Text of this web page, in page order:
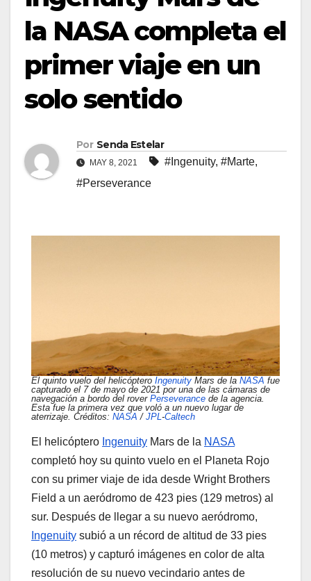
la NASA completa el
primer viaje en un
solo sentido
Por Senda Estelar
MAY 8, 2021 #Ingenuity, #Marte,
#Perseverance
El quinto vuelo del helicóptero Ingenuity Mars de la NASA fue
capturado el 7 de mayo de 2021 por una de las cámaras de
navegación a bordo del rover Perseverance de la agencia.
Esta fue la primera vez que voló a un nuevo lugar de
aterrizaje. Créditos: NASA / JPL -Caltech
El helicóptero Ingenuity Mars de la NASA
completó hoy su quinto vuelo en el Planeta Rojo
con su primer viaje de ida desde Wright Brothers
Field a un aeródromo de 423 pies (129 metros) al
sur. Después de llegar a su nuevo aeródromo,
Ingenuity subió a un récord de altitud de 33 pies
(10 metros) y capturó imágenes en color de alta
resolución de su nuevo vecindario antes de